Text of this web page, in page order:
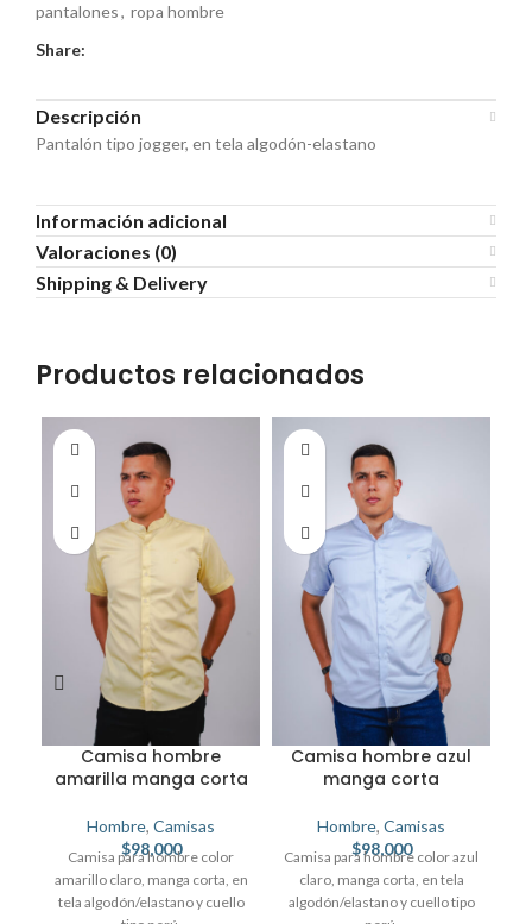
pantalones, ropa hombre
Share:
Descripción
Pantalón tipo jogger, en tela algodón-elastano
Información adicional
Valoraciones (0)
Shipping & Delivery
Productos relacionados
Camisa hombre
amarilla manga corta
Hombre, Camisas
$98,000
Camisa para hombre color
amarillo claro, manga corta, en
tela algodón/elastano y cuello
Camisa hombre azul
manga corta
Hombre, Camisas
$98,000
Camisa para hombre color azul
claro, manga corta, en tela
algodón/elastano y cuello tipo